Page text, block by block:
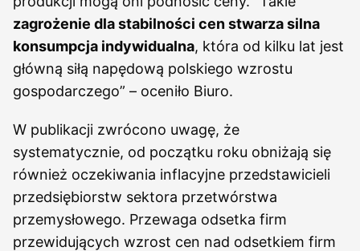
zagrożenie dla stabilności cen stwarza silna
konsumpcja indywidualna, która od kilku lat jest
główną siłą napędową polskiego wzrostu
gospodarczego” – oceniło Biuro.
W publikacji zwrócono uwagę, że
systematycznie, od początku roku obniżają się
również oczekiwania inflacyjne przedstawicieli
przedsiębiorstw sektora przetwórstwa
przemysłowego. Przewaga odsetka firm
przewidujących wzrost cen nad odsetkiem firm